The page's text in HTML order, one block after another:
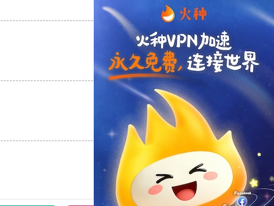
支持
支持[0] 反对[0]
支持[0] 反对[0]